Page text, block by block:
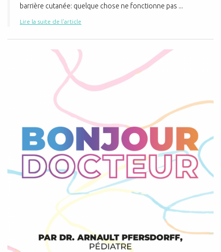
barrière cutanée: quelque chose ne fonctionne pas ...
Lire la suite de l'article